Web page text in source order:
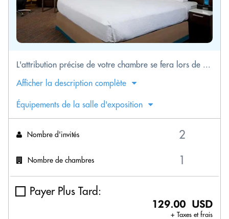
L'attribution précise de votre chambre se fera lors de ...
Afficher la description complète
Équipements de la salle d'exposition
Nombre d'invités
Nombre de chambres
Payer Plus Tard:
129.00 USD
+ Taxes et frais